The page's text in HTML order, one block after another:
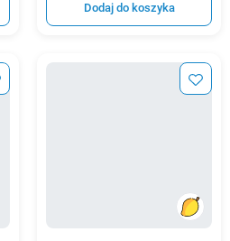
Dodaj do koszyka